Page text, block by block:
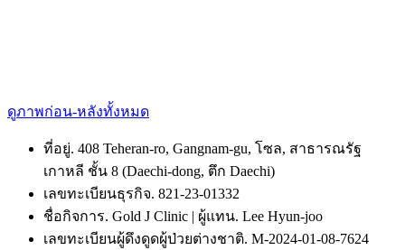
ดูภาพก่อน-หลังทั้งหมด
ที่อยู่. 408 Teheran-ro, Gangnam-gu, โซล, สาธารณรัฐ
เกาหลี ชั้น 8 (Daechi-dong, ตึก Daechi)
เลขทะเบียนธุรกิจ. 821-23-01332
ชื่อกิจการ. Gold J Clinic | ผู้แทน. Lee Hyun-joo
เลขทะเบียนผู้ดึงดูดผู้ป่วยต่างชาติ. M-2024-01-08-7624